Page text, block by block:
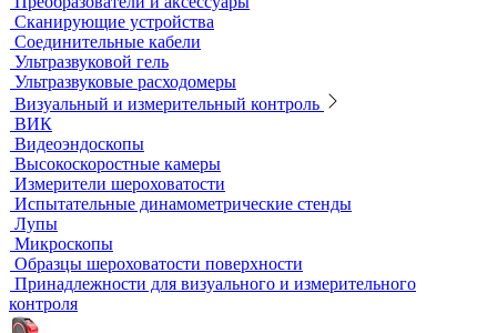
Масляные бани
Песчаные бани
Сухие бани
Термостаты
Термостаты жидкостные
Термостаты твердотельные
Химическое и биохимическое потребление кислорода
Ультразвуковой неразрушающий контроль
Ультразвуковые дефектоскопы
Ультразвуковые толщиномеры
Стандартные образцы (СОП)
Автоматизированный контроль
Преобразователи и аксессуары
Сканирующие устройства
Соединительные кабели
Ультразвуковой гель
Ультразвуковые расходомеры